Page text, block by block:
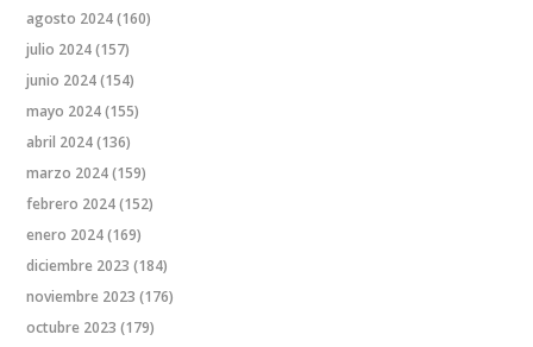
agosto 2024(160)
julio 2024(157)
junio 2024(154)
mayo 2024(155)
abril 2024(136)
marzo 2024(159)
febrero 2024(152)
enero 2024(169)
diciembre 2023 (184)
noviembre 2023 (176)
octubre 2023 (179)